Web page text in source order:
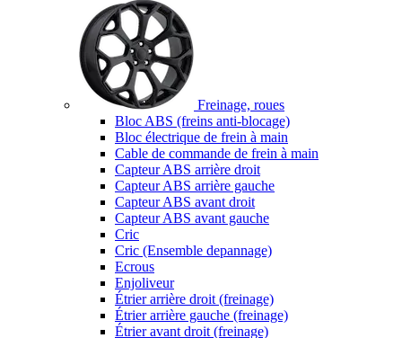
Freinage, roues
Bloc ABS (freins anti-blocage)
Bloc électrique de frein à main
Cable de commande de frein à main
Capteur ABS arrière droit
Capteur ABS arrière gauche
Capteur ABS avant droit
Capteur ABS avant gauche
Cric
Cric (Ensemble depannage)
Ecrous
Enjoliveur
Étrier arrière droit (freinage)
Étrier arrière gauche (freinage)
Étrier avant droit (freinage)